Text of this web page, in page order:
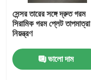
সেন্সর তারের সঙ্গে দ্রুত গরম
সিরামিক গরম প্লেট তাপমাত্রা
নিয়ন্ত্রণ
ভালো দাম